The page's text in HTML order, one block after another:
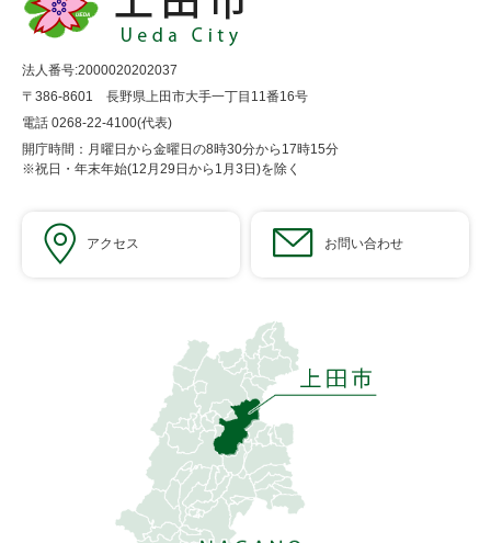
法人番号:2000020202037
〒386-8601 長野県上田市大手一丁目11番16号
電話 0268-22-4100(代表)
開庁時間：月曜日から金曜日の8時30分から17時15分
※祝日・年末年始(12月29日から1月3日)を除く
アクセス お問い合わせ